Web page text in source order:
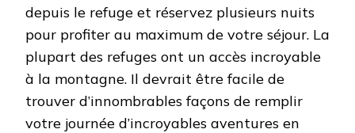
depuis le refuge et réservez plusieurs nuits
pour profiter au maximum de votre séjour. La
plupart des refuges ont un accès incroyable
à la montagne. Il devrait être facile de
trouver d’innombrables façons de remplir
votre journée d’incroyables aventures en